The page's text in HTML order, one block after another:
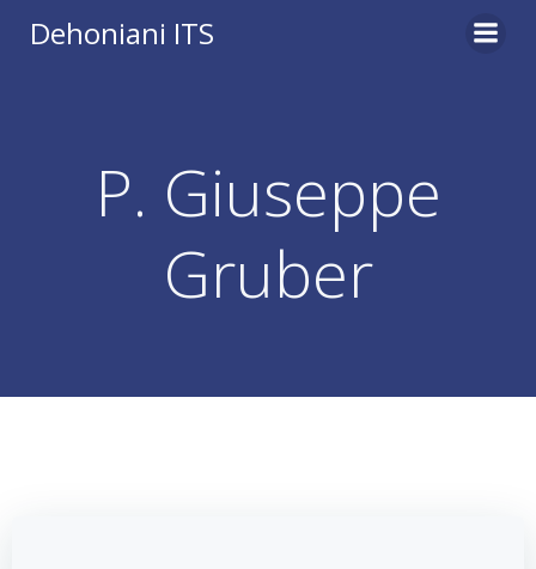
Dehoniani ITS
P. Giuseppe
Gruber